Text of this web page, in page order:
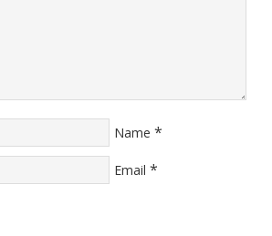
Name *
Email *